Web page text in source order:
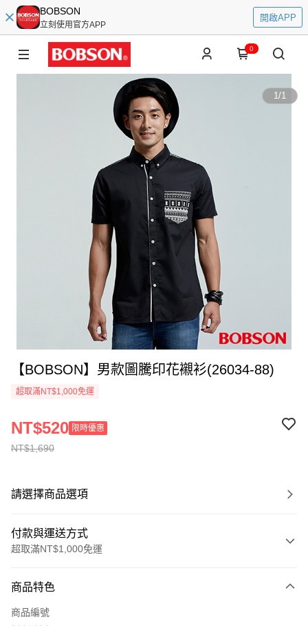
BOBSON
立刻使用官方APP
開啟APP
0
1/1
【BOBSON】男款圖騰印花襯衫(26034-88)
超取滿NT$1,000免運
NT$1,690
NT$520 限時優惠
請選擇商品選項
付款與運送方式
超取滿NT$1,000免運
信用卡一次付款
Apple Pay
商品特色
商品編號